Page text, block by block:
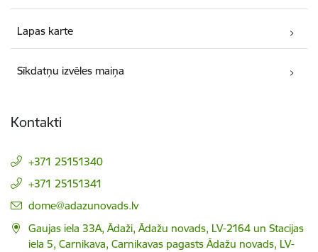
Lapas karte
Sīkdatņu izvēles maiņa
Kontakti
+371 25151340
+371 25151341
E-pasts:
dome@adazunovads.lv
Gaujas iela 33A, Ādaži, Ādažu novads, LV-2164 un Stacijas
iela 5, Carnikava, Carnikavas pagasts Ādažu novads, LV-